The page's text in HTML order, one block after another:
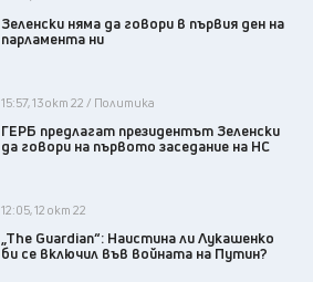
Зеленски няма да говори в първия ден на
парламента ни
15:57, 13 окт 22 / Политика
ГЕРБ предлагат президентът Зеленски
да говори на първото заседание на НС
12:05, 12 окт 22
„The Guardian“: Наистина ли Лукашенко
би се включил във войната на Путин?